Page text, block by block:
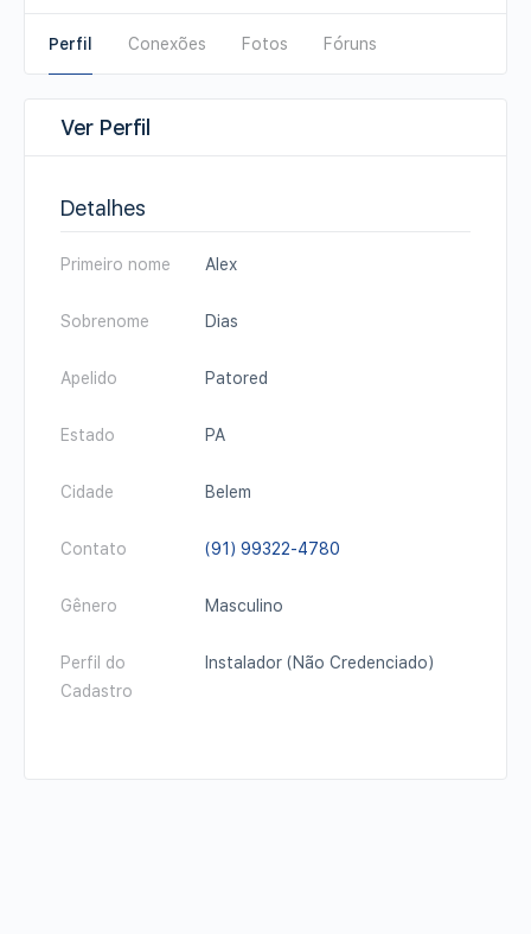
Perfil Conexões Fotos Fóruns
Ver Perfil
Detalhes
Primeiro nome Alex
Sobrenome Dias
Apelido Patored
Estado PA
Cidade Belem
Contato (91) 99322-4780
Gênero Masculino
Perfil do
Cadastro
Instalador (Não Credenciado)